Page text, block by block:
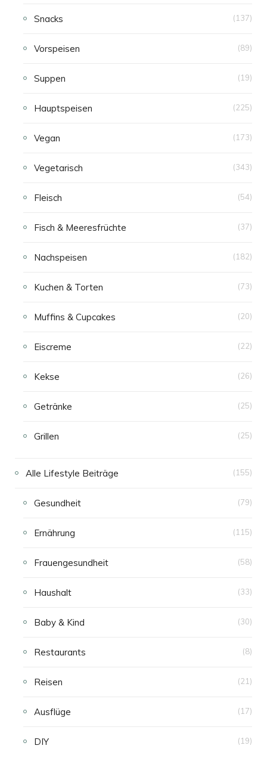
Snacks (137)
Vorspeisen (89)
Suppen (19)
Hauptspeisen (225)
Vegan (173)
Vegetarisch (343)
Fleisch (54)
Fisch & Meeresfrüchte (37)
Nachspeisen (182)
Kuchen & Torten (73)
Muffins & Cupcakes (20)
Eiscreme (22)
Kekse (26)
Getränke (25)
Grillen (25)
Alle Lifestyle Beiträge (155)
Gesundheit (79)
Ernährung (115)
Frauengesundheit (58)
Haushalt (33)
Baby & Kind (30)
Restaurants (8)
Reisen (21)
Ausflüge (17)
DIY (19)